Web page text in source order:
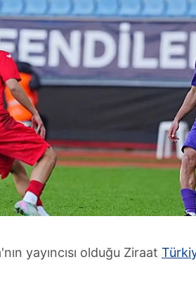
yayıncısı olduğu Ziraat